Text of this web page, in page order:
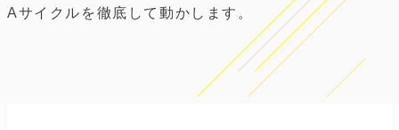
Aサイクルを徹底して動かします。